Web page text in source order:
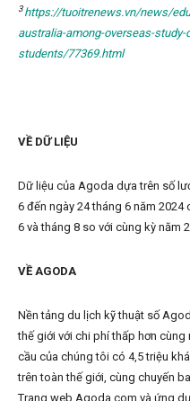
3https://tuoitrenews.vn/news/
australia-among-overseas-
students/77369.html
VỀ DỮ LIỆU
Dữ liệu của Agoda dựa trên số
6 đến ngày 24 tháng 6 năm
6 và tháng 8 so với cùng kỳ năm
VỀ AGODA
Nền tảng du lịch kỹ thuật số
thế giới với chi phí thấp hơn
cầu của chúng tôi có 4,5 triệu
trên toàn thế giới, cùng chuyến
Trang web Agoda.com và ứng